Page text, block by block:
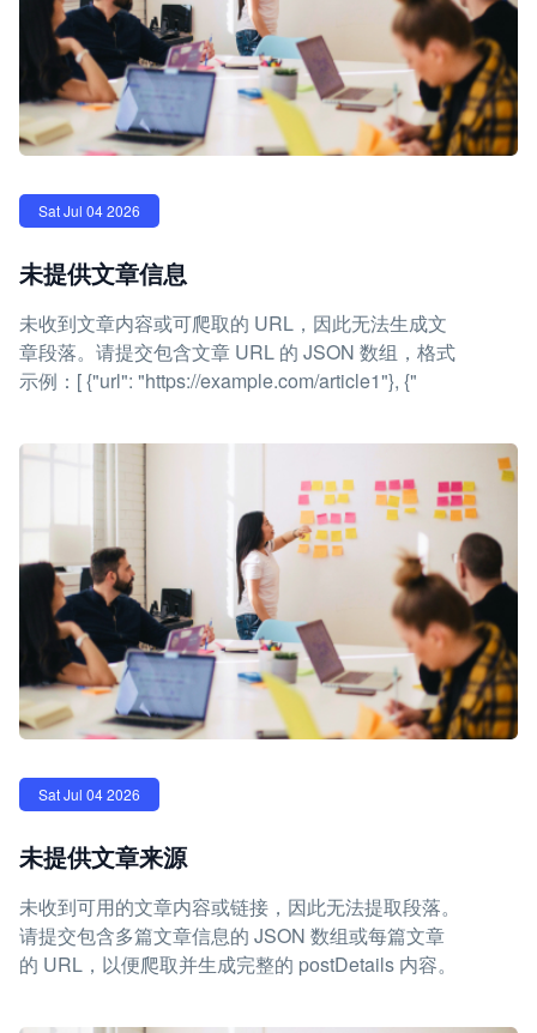
Sat Jul 04 2026
未提供文章信息
未收到文章内容或可爬取的 URL，因此无法生成文
章段落。请提交包含文章 URL 的 JSON 数组，格式
示例：[ {"url": "https://example.com/article1"}, {"
Sat Jul 04 2026
未提供文章来源
未收到可用的文章内容或链接，因此无法提取段落。
请提交包含多篇文章信息的 JSON 数组或每篇文章
的 URL，以便爬取并生成完整的 postDetails 内容。